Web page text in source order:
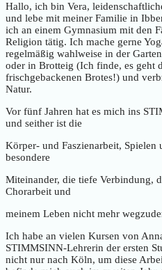
Hallo, ich bin Vera,
und lebe mit meiner Familie in
ich an einem Gymnasium mit den
Religion tätig. Ich mache gerne
regelmäßig wahlweise in der
oder in Brotteig (Ich finde, es geht
frischgebackenen Brotes!) und
Natur.
Vor fünf Jahren hat es mich ins
und seither ist die
Körper- und Faszienarbeit, Spielen
besondere
Miteinander, die tiefe Verbindung,
Chorarbeit und
meinem Leben nicht mehr
Ich habe an vielen Kursen von
STIMMSINN-Lehrerin der ersten
nicht nur nach Köln, um diese